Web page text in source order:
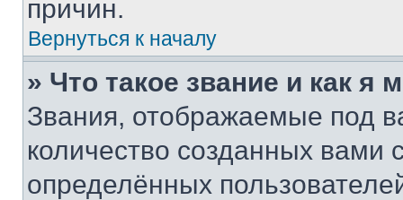
причин.
Вернуться к началу
» Что такое звание и как я
Звания, отображаемые под
количество созданных
определённых